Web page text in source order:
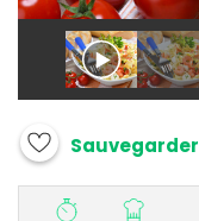
Sauvegarder